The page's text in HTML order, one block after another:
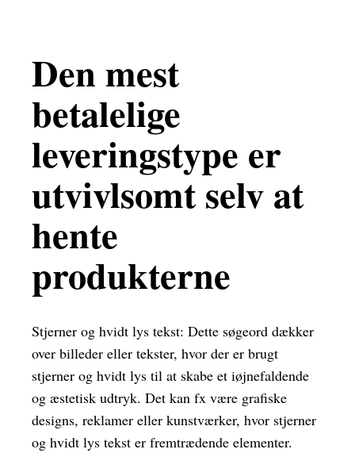
Den mest
betalelige
leveringstype er
utvivlsomt selv at
hente
produkterne
Stjerner og hvidt lys tekst: Dette søgeord dækker
over billeder eller tekster, hvor der er brugt
stjerner og hvidt lys til at skabe et iøjnefaldende
og æstetisk udtryk. Det kan fx være grafiske
designs, reklamer eller kunstværker, hvor stjerner
og hvidt lys tekst er fremtrædende elementer.